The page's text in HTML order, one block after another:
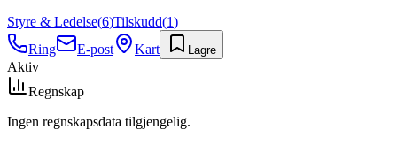
Styre & Ledelse(6)Tilskudd(1)
Ring
E-post Kart Lagre
Aktiv
Regnskap
Ingen regnskapsdata tilgjengelig.